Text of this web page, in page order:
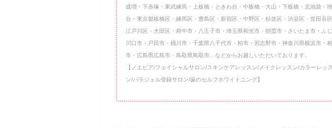
成増・下赤塚・東武練馬・上板橋・ときわ台・中板橋・大山・下板橋・北池袋・
台・東京都板橋区・練馬区・豊島区・新宿区・中野区・杉並区・渋谷区・世田谷
江戸川区・大田区・府中市・八王子市・埼玉県和光市・朝霞市・さいたま市・ふ
川口市・戸田市・桶川市・千葉県八千代市・柏市・習志野市・神奈川県横浜市・
市・広島県広島市・鳥取県鳥取市…などからお越しいただいております。
【ノエビア/フェイシャルサロン/スキンケアレッスン/メイクレッスン/カラーレッ
ン/パラジェル登録サロン/歯のセルフホワイトニング】